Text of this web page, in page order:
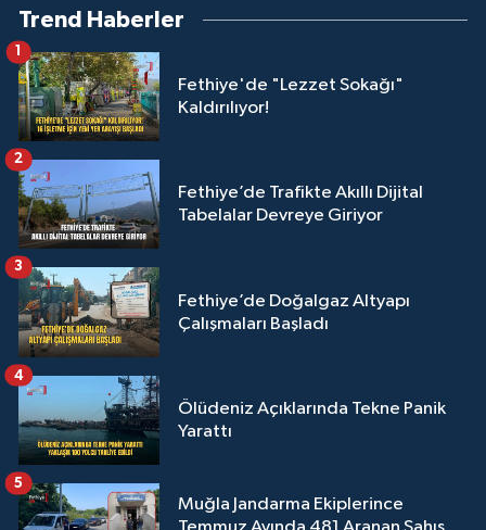
Trend Haberler
Fethiye'de "Lezzet Sokağı"
Kaldırılıyor!
Fethiye’de Trafikte Akıllı Dijital
Tabelalar Devreye Giriyor
2
Fethiye’de Doğalgaz Altyapı
Çalışmaları Başladı
3
Ölüdeniz Açıklarında Tekne Panik
Yarattı
4
Muğla Jandarma Ekiplerince
5